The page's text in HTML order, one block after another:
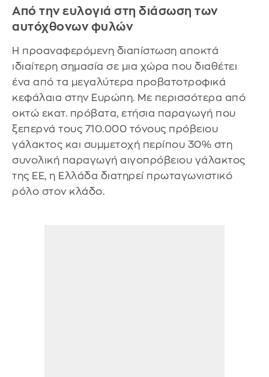
Από την ευλογιά στη διάσωση των
αυτόχθονων φυλών
Η προαναφερόμενη διαπίστωση αποκτά
ιδιαίτερη σημασία σε μια χώρα που διαθέτει
ένα από τα μεγαλύτερα προβατοτροφικά
κεφάλαια στην Ευρώπη. Με περισσότερα από
οκτώ εκατ. πρόβατα, ετήσια παραγωγή που
ξεπερνά τους 710.000 τόνους πρόβειου
γάλακτος και συμμετοχή περίπου 30% στη
συνολική παραγωγή αιγοπρόβειου γάλακτος
της ΕΕ, η Ελλάδα διατηρεί πρωταγωνιστικό
ρόλο στον κλάδο.